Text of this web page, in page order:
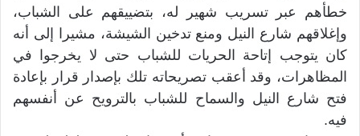
خطأهم عبر تسريب شهير له، بتضييقهم على الشباب،
وإغلاقهم شارع النيل ومنع تدخين الشيشة، مشيرا إلى أنه
كان يتوجب إتاحة الحريات للشباب حتى لا يخرجوا في
المظاهرات، وقد أعقب تصريحاته تلك بإصدار قرار بإعادة
فتح شارع النيل والسماح للشباب بالترويح عن أنفسهم
فيه.